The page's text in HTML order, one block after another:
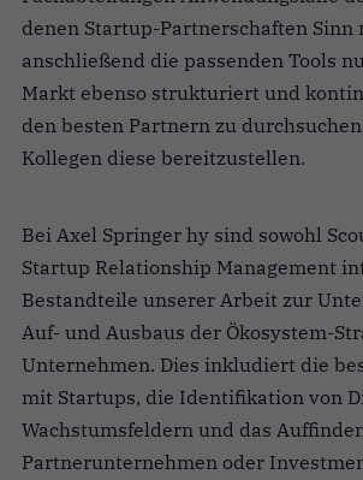
denen Startup-Partnerschaften Sinn
anschließend die passenden Tools
Markt ebenso strukturiert und
den besten Partnern zu
Kollegen diese bereitzustellen.
Bei Axel Springer hy sind sowohl
Startup Relationship Management
Bestandteile unserer Arbeit zur
Auf- und Ausbaus der Ökosystem-
Unternehmen. Dies inkludiert die
mit Startups, die Identifikation von
Wachstumsfeldern und das
Partnerunternehmen oder